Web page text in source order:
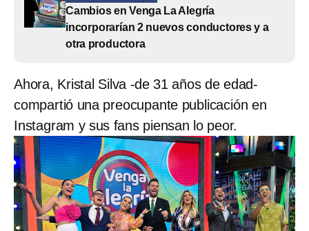
Cambios en Venga La Alegría
incorporarían 2 nuevos conductores y a
otra productora
Ahora, Kristal Silva -de 31 años de edad-
compartió una preocupante publicación en
Instagram y sus fans piensan lo peor.